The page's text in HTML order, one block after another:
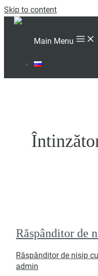
Skip to content
Main Menu
Răspânditor de
Răspânditor de nisip
admin